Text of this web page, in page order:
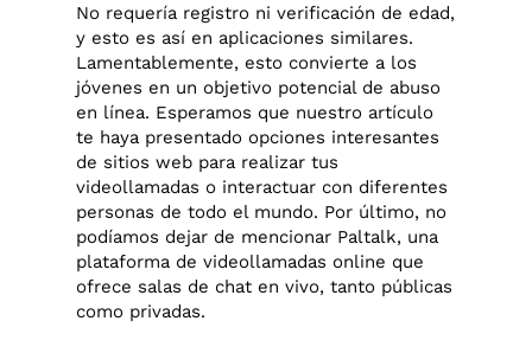
No requería registro ni verificación de edad,
y esto es así en aplicaciones similares.
Lamentablemente, esto convierte a los
jóvenes en un objetivo potencial de abuso
en línea. Esperamos que nuestro artículo
te haya presentado opciones interesantes
de sitios web para realizar tus
videollamadas o interactuar con diferentes
personas de todo el mundo. Por último, no
podíamos dejar de mencionar Paltalk, una
plataforma de videollamadas online que
ofrece salas de chat en vivo, tanto públicas
como privadas.